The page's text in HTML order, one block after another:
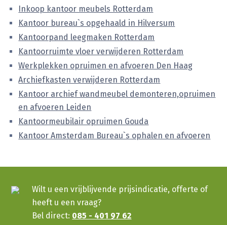
Inkoop kantoor meubels Rotterdam
Kantoor bureau`s opgehaald in Hilversum
Kantoorpand leegmaken Rotterdam
Kantoorruimte vloer verwijderen Rotterdam
Werkplekken opruimen en afvoeren Den Haag
Archiefkasten verwijderen Rotterdam
Kantoor archief wandmeubel demonteren,opruimen
en afvoeren Leiden
Kantoormeubilair opruimen Gouda
Kantoor Amsterdam Bureau`s ophalen en afvoeren
Wilt u een vrijblijvende prijsindicatie, offerte of
heeft u een vraag?
Bel direct: 085 - 401 97 62